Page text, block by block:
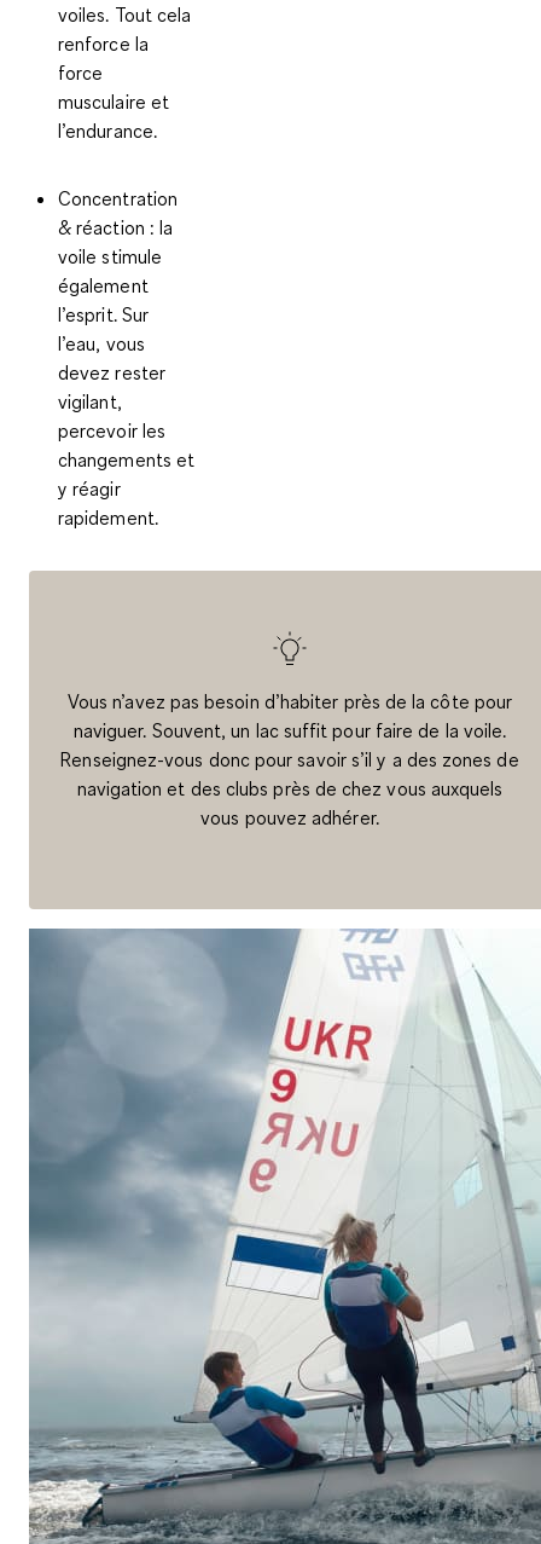
voiles. Tout cela
renforce la
force
musculaire et
l’endurance.
Concentration
& réaction :la
voile stimule
également
l’esprit. Sur
l’eau, vous
devez rester
vigilant,
percevoir les
changements et
y réagir
rapidement.
Vous n’avez pas besoin d’habiter près de la côte pour
naviguer. Souvent, un lac suffit pour faire de la voile.
Renseignez-vous donc pour savoir s’il y a des zones de
navigation et des clubs près de chez vous auxquels
vous pouvez adhérer.